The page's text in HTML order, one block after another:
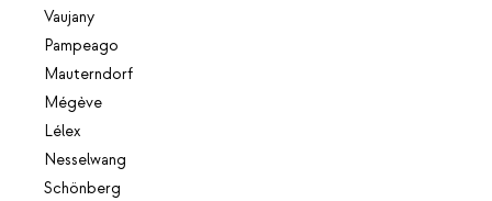
Vaujany
Pampeago
Mauterndorf
Mégève
Lélex
Nesselwang
Schönberg